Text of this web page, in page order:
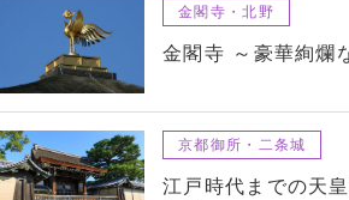
金閣寺・北野
金閣寺 ～豪華絢爛
京都御所・二条城
江戸時代までの天